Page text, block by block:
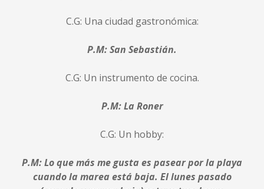
C.G: Una ciudad gastronómica:
P.M: San Sebastián.
C.G: Un instrumento de cocina.
P.M: La Roner
C.G: Un hobby:
P.M: Lo que más me gusta es pasear por la playa
cuando la marea está baja. El lunes pasado